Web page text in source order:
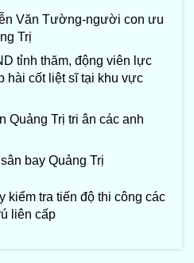
Văn Tường-người con ưu
Trị
tỉnh thăm, động viên lực
hài cốt liệt sĩ tại khu vực
Quảng Trị tri ân các anh
bay Quảng Trị
kiểm tra tiến độ thi công các
liên cấp